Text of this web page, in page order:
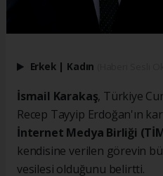
Erkek | Kadın
İsmail Karakaş, Türkiye
Recep Tayyip Erdoğan'ın
İnternet Medya Birliği
kendisine verilen görevin
vesilesi olduğunu belirtti.